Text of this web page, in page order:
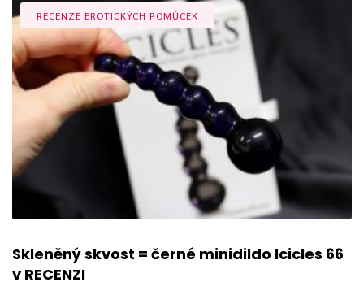
RECENZE EROTICKÝCH POMŮCEK
Skleněný skvost = černé minidildo Icicles 66
v RECENZI